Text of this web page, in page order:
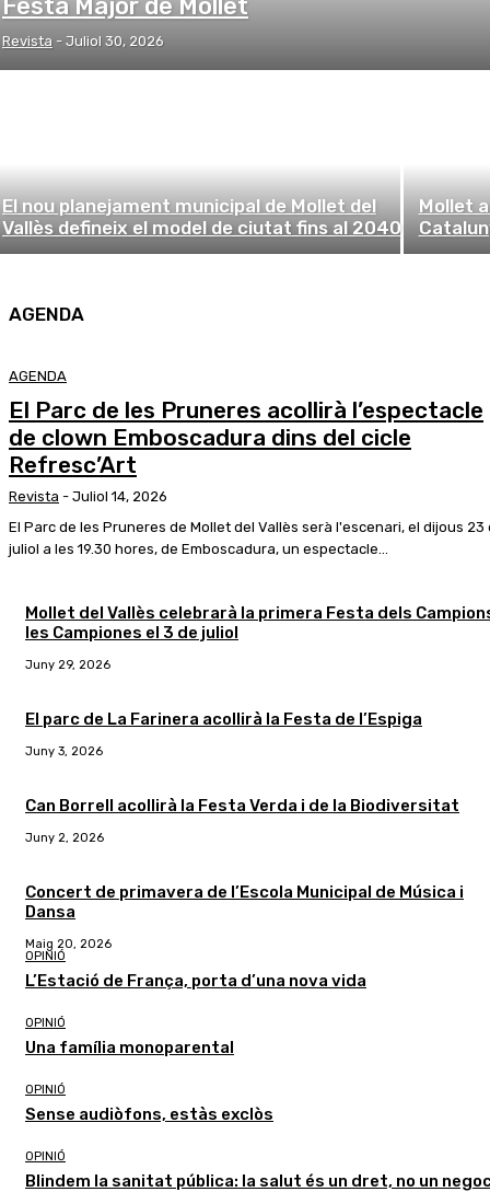
Revista - Juliol 30, 2026
El nou planejament municipal de Mollet del
Vallès defineix el model de ciutat fins al 2040
Mollet
AGENDA
AGENDA
El Parc de les Pruneres acollirà l’espectacle
de clown Emboscadura dins del cicle
Refresc’Art
Revista - Juliol 14, 2026
El Parc de les Pruneres de Mollet del Vallès serà l'escenari, el dijous 23
juliol a les 19.30 hores, de Emboscadura, un espectacle...
Mollet del Vallès celebrarà la primera Festa dels
les Campiones el 3 de juliol
Juny 29, 2026
El parc de La Farinera acollirà la Festa de l’Espiga
Juny 3, 2026
Can Borrell acollirà la Festa Verda i de la Biodiversitat
Juny 2, 2026
Concert de primavera de l’Escola Municipal de Música i
Dansa
Maig 20, 2026
OPINIÓ
L’Estació de França, porta d’una nova vida
OPINIÓ
Una família monoparental
OPINIÓ
Sense audiòfons, estàs exclòs
OPINIÓ
Blindem la sanitat pública: la salut és un dret, no un